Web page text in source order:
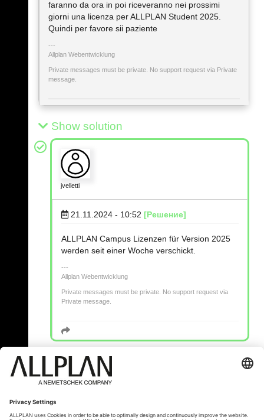
faranno da ora in poi riceveranno nei prossimi
giorni una licenza per ALLPLAN Student 2025.
Quindi per favore sii paziente
Allplan Webentwicklung
Private messages must be private. No support request via Private
message.
Show solution
jvelletti
21.11.2024 - 10:52 [Решение]
ALLPLAN Campus Lizenzen für Version 2025
werden seit einer Woche verschickt.
Allplan Webentwicklung
Private messages must be private. No support request via
Private message.